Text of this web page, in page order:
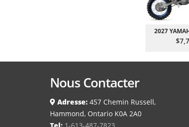
2027
Nous Contacter
Adresse: 457 Chemin Russell,
Hammond, Ontario K0A 2A0